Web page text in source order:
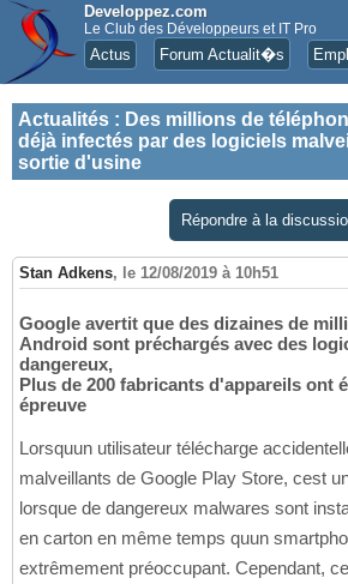
Developpez.com
Le Club des Développeurs et IT Pro
Actus Forum Actualit�s
Actualités : Des millions de
déjà infectés par des logiciels
sortie d'usine
Répondre à la
Stan Adkens, le 12/08/2019 à 10h51
Google avertit que des dizaines de
Android sont préchargés avec des
dangereux,
Plus de 200 fabricants d'appareils ont
épreuve
Lorsquun utilisateur télécharge
malveillants de Google Play Store, cest
lorsque de dangereux malwares sont
en carton en même temps quun
extrêmement préoccupant. Cependant,